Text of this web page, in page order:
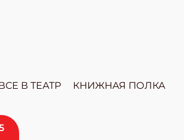
В ТЕАТР КНИЖНАЯ ПОЛКА